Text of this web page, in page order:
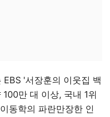
'서장훈의 이웃집 백
만 대 이상, 국내 1위
동학의 파란만장한 인